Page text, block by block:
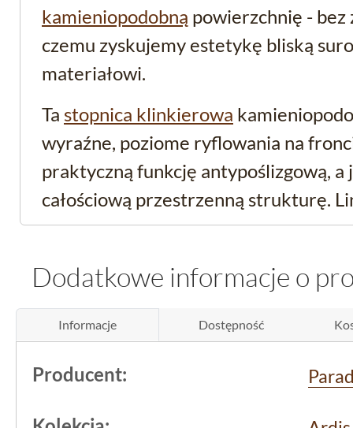
kamieniopodobną powierzchnię - bez
czemu zyskujemy estetykę bliską
materiałowi.
Ta stopnica klinkierowa
wyraźne, poziome ryflowania na
praktyczną funkcję antypoślizgową, a
całościową przestrzenną strukturę.
dominują - dobrze komponują się z
Funkcjonalność w
użytkowej
Produkt dedykowany jest jako
kamieniopodobna tarasowa. Jego
Dodatkowe informacje o
Informacje Dostępność
Producent: